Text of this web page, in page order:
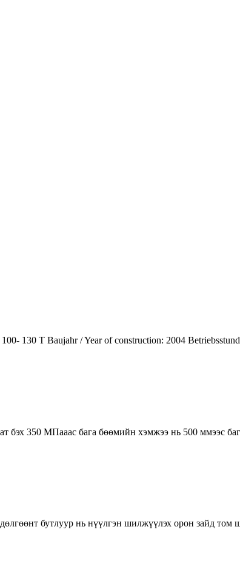
130 T Baujahr / Year of construction: 2004
350 МПааас бага бөөмийн хэмжээ нь 500 ммээс
бутлуур нь нүүлгэн шилжүүлэх орон зайд том